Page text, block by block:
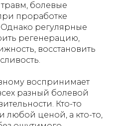
болевые
проработке
регулярные
регенерацию,
восстановить
воспринимает
разный болевой
Кто-то
любой ценой, а кто-то,